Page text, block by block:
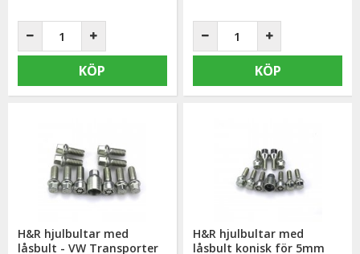
KÖP KÖP
H&R hjulbultar med
låsbult - VW Transporter
H&R hjulbultar med
låsbult konisk för 5mm